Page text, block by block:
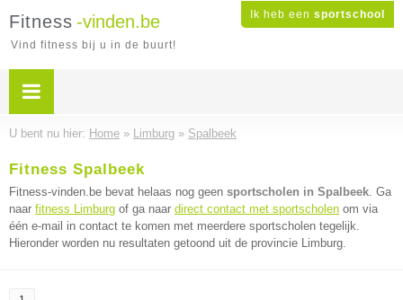
Ik heb een sportschool
Fitness -vinden.be
Vind fitness bij u in de buurt!
U bent nu hier: Home » Limburg » Spalbeek
Fitness Spalbeek
Fitness-vinden.be bevat helaas nog geen sportscholen in Spalbeek. Ga
naar fitness Limburg of ga naar direct contact met sportscholen om via
één e-mail in contact te komen met meerdere sportscholen tegelijk.
Hieronder worden nu resultaten getoond uit de provincie Limburg.